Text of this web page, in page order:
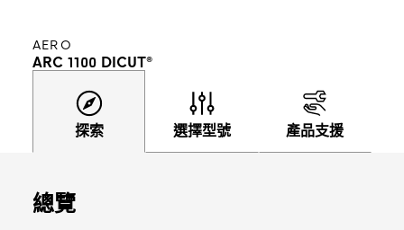
AERO
ARC 1100 DICUT®
探索 選擇型號 產品支援
總覽